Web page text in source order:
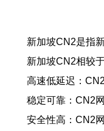
新加坡CN2是指
新加坡CN2相较
高速低延迟：
稳定可靠：CN2
安全性高：CN2